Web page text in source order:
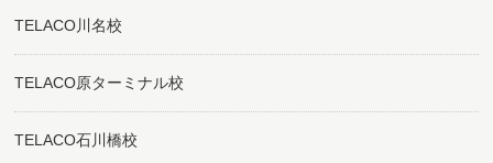
TELACO川名校
TELACO原ターミナル校
TELACO石川橋校